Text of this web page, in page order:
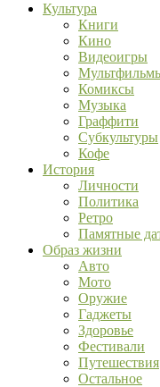
Культура
Книги
Кино
Видеоигры
Комиксы
Музыка
Граффити
Субкультуры
Кофе
История
Личности
Политика
Ретро
Памятные
Образ жизни
Авто
Мото
Оружие
Гаджеты
Здоровье
Фестивали
Путешествия
Остальное